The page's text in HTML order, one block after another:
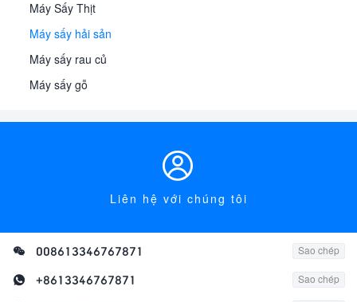
Máy Sấy Thịt
Máy sấy hải sản
Máy sấy rau củ
Máy sấy gỗ

Liên hệ với chúng tôi
 008613346767871 Sao chép
 +8613346767871 Sao chép